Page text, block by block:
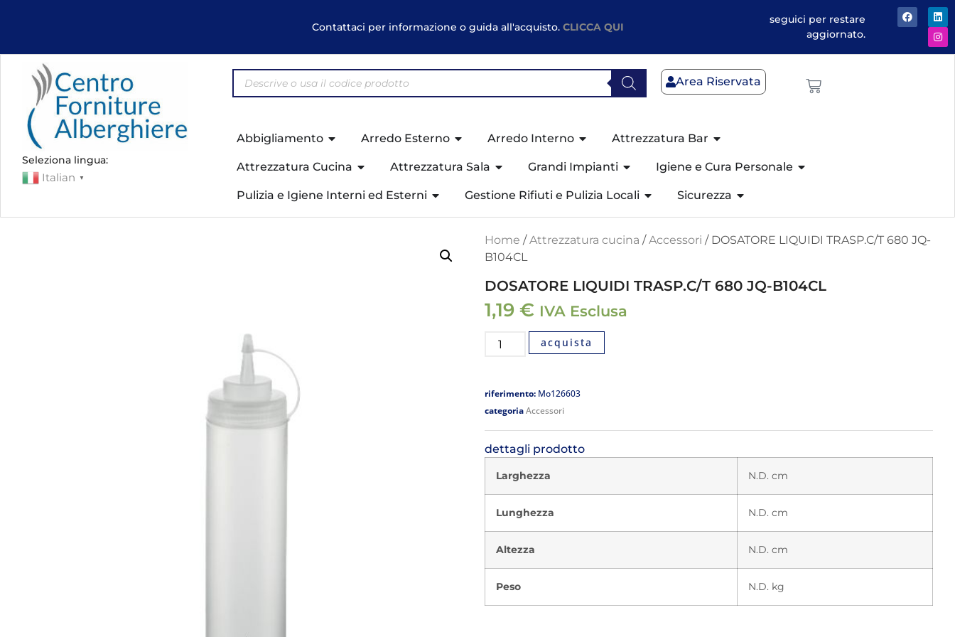
Contattaci per informazione o guida all'acquisto.CLICCA QUI
seguici per restare
aggiornato.
Seleziona lingua:
Italian ▼
Area Riservata
Abbigliamento Arredo Esterno Arredo Interno Attrezzatura Bar
Attrezzatura Cucina Attrezzatura Sala Grandi Impianti Igiene e Cura Personale
Pulizia e Igiene Interni ed Esterni Gestione Rifiuti e Pulizia Locali Sicurezza
Home /Attrezzatura cucina /Accessori / DOSATORE LIQUIDI TRASP.C/T 680 JQ-
B104CL
DOSATORE LIQUIDI TRASP.C/T 680 JQ-B104CL
1,19 € IVA Esclusa
acquista
riferimento: Mo126603
categoriaAccessori
dettagli prodotto
Larghezza N.D. cm
Lunghezza N.D. cm
Altezza N.D. cm
Peso N.D. kg